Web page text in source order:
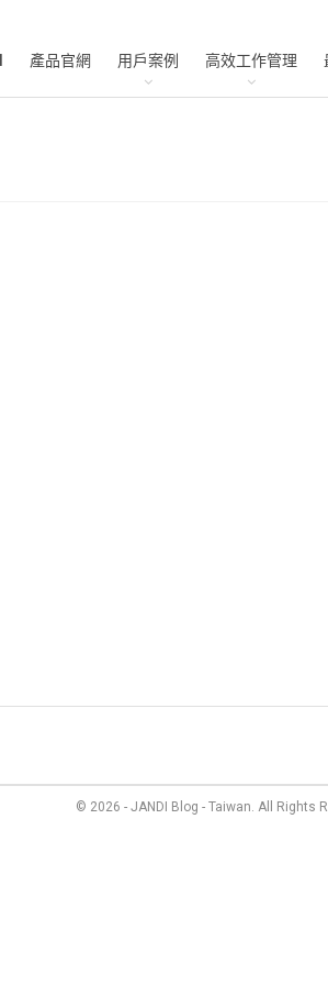
產品官網 用戶案例 高效工作管理
© 2026 - JANDI Blog - Taiwan. All Rights